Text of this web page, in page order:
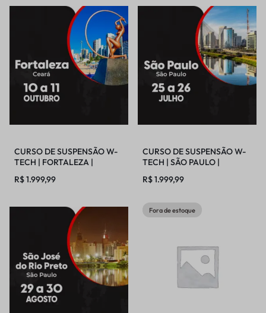
CURSO DE SUSPENSÃO W-
TECH | FORTALEZA |
10/10/2026 – 11/10/2026
R$1.999,99
CURSO DE SUSPENSÃO W-
TECH | SÃO PAULO |
25/07/2026 – 26/07/2026
R$1.999,99
Fora de estoque